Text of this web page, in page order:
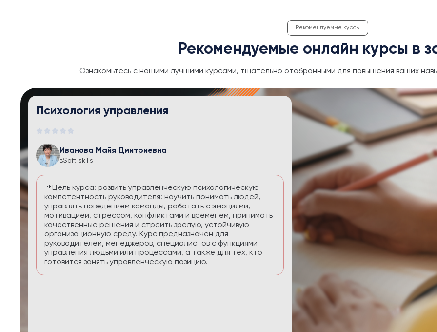
Рекомендуемые курсы
Рекомендуемые онлайн курсы в
Ознакомьтесь с нашими лучшими курсами, тщательно отобранными для повышения ваших
Тайм-менеджмент и личная эффективность
Иванова Майя Дмитриевна
вSoft skills
Курс помогает выстроить систему управления временем без
перегруза и чувства вины. Вы научитесь расставлять
приоритеты, планировать реалистично, сохранять фокус и
управлять энергией в условиях многозадачности.